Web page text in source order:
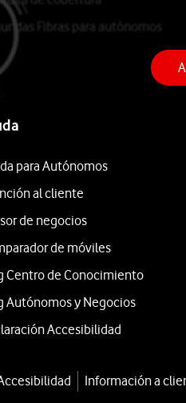
Fibras para autónomos
para Autónomos
al cliente
de negocios
de móviles
Centro de Conocimiento
Autónomos y Negocios
Accesibilidad
Información a